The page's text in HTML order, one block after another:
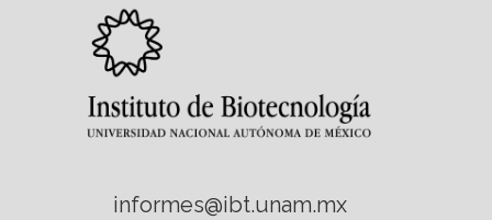
informes@ibt.unam.mx